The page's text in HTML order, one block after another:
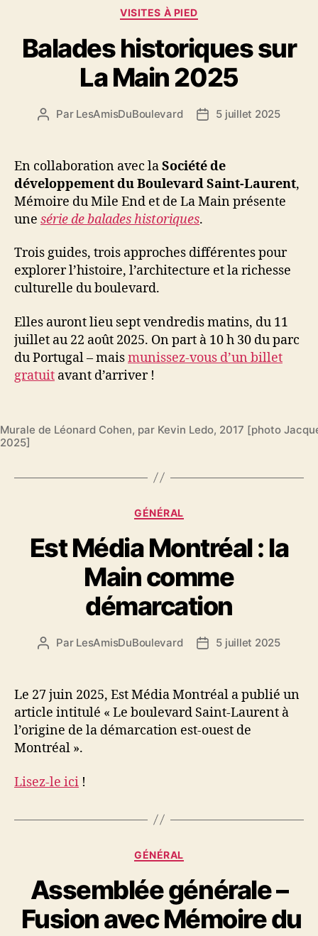
Catégories
VISITES À PIED
Balades historiques sur
La Main 2025
Auteur
Par LesAmisDuBoulevard
Date5 juillet 2025
En collaboration avec laSociété de
développement du Boulevard Saint-Laurent,
Mémoire du Mile End et de La Main présente
une série de balades historiques.
Trois guides, trois approches différentes pour
explorer l’histoire, l’architecture et la richesse
culturelle du boulevard.
Elles auront lieu sept vendredis matins, du 11
juillet au 22 août 2025. On part à 10 h 30 du parc
du Portugal – maismunissez-vous d’un billet
gratuit avant d’arriver !
Murale de Léonard Cohen, par Kevin Ledo, 2017 [photo
2025]
Catégories
GÉNÉRAL
Est Média Montréal : la
Main comme
démarcation
Auteur
Par LesAmisDuBoulevard
Date5 juillet 2025
Le 27 juin 2025, Est Média Montréal a publié un
article intitulé « Le boulevard Saint-Laurent à
l’origine de la démarcation est-ouest de
Montréal ».
Lisez-le ici !
Catégories
GÉNÉRAL
Assemblée générale –
Fusion avec Mémoire du